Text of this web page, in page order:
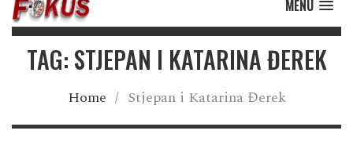
MENU
TAG: STJEPAN I KATARINA ĐEREK
Home / Stjepan i Katarina Đerek